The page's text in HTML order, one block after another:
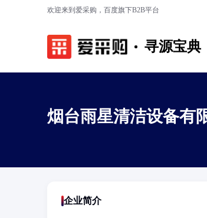
欢迎来到爱采购，百度旗下B2B平台
寻源宝典
烟台雨星清洁设备有
企业简介